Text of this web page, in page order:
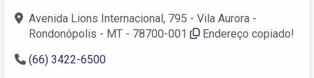
Avenida Lions Internacional, 795 - Vila Aurora -
Rondonópolis - MT - 78700-001
Endereço copiado!
(66) 3422-6500